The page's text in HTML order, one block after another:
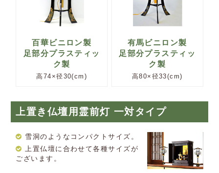
百華ビニロン製
足部分プラスティッ
ク製
高74×径30(cm)
有馬ビニロン製
足部分プラスティッ
ク製
高80×径33(cm)
上置き仏壇用霊前灯 一対タイプ
雪洞のようなコンパクトサイズ。
上置仏壇に合わせて各種サイズが
ございます。